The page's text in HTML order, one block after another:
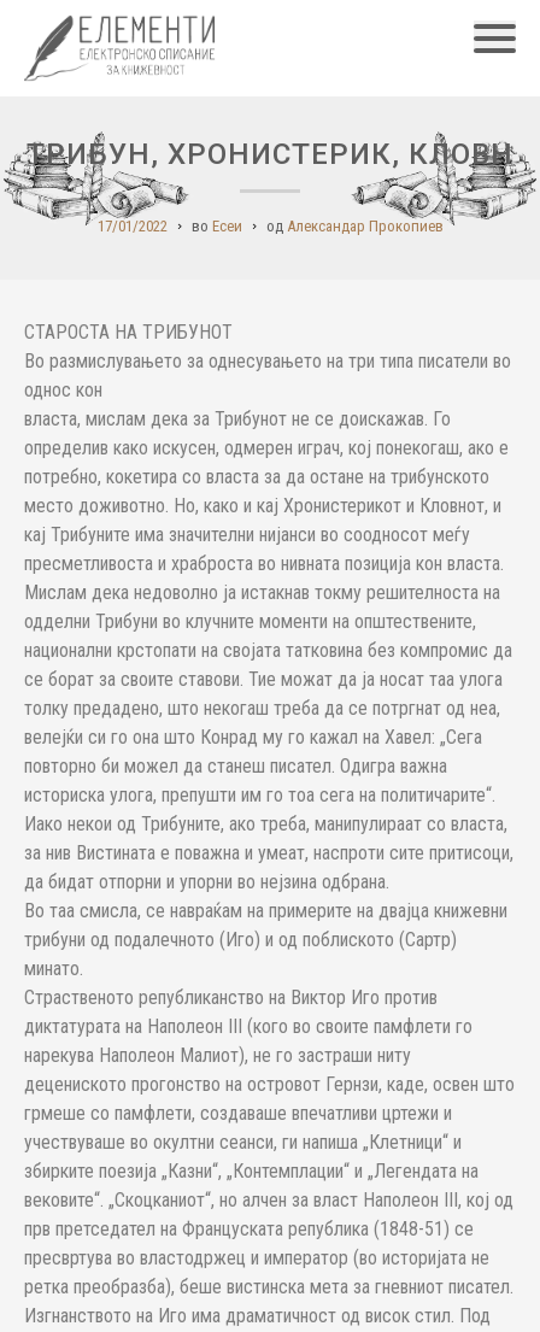
ТРИБУН, ХРОНИСТЕРИК, КЛОВН
17/01/2022 во Есеи од Александар Прокопиев
СТАРОСТА НА ТРИБУНОТ
Во размислувањето за однесувањето на три типа писатели во
однос кон
власта, мислам дека за Трибунот не се доискажав. Го
определив како искусен, одмерен играч, кој понекогаш, ако е
потребно, кокетира со власта за да остане на трибунското
место доживотно. Но, како и кај Хронистерикот и Кловнот, и
кај Трибуните има значителни нијанси во соодносот меѓу
пресметливоста и храброста во нивната позиција кон власта.
Мислам дека недоволно ја истакнав токму решителноста на
одделни Трибуни во клучните моменти на општествените,
национални крстопати на својата татковина без компромис да
се борат за своите ставови. Тие можат да ја носат таа улога
толку предадено, што некогаш треба да се потргнат од неа,
велејќи си го она што Конрад му го кажал на Хавел: „Сега
повторно би можел да станеш писател. Одигра важна
историска улога, препушти им го тоа сега на политичарите“.
Иако некои од Трибуните, ако треба, манипулираат со власта,
за нив Вистината е поважна и умеат, наспроти сите притисоци,
да бидат отпорни и упорни во нејзина одбрана.
Во таа смисла, се навраќам на примерите на двајца книжевни
трибуни од подалечното (Иго) и од поблиското (Сартр)
минато.
Страственото републиканство на Виктор Иго против
диктатурата на Наполеон III (кого во своите памфлети го
нарекува Наполеон Малиот), не го застраши ниту
децениското прогонство на островот Гернзи, каде, освен што
грмеше со памфлети, создаваше впечатливи цртежи и
учествуваше во окултни сеанси, ги напиша „Клетници“ и
збирките поезија „Казни“, „Контемплации“ и „Легендата на
вековите“. „Скоцканиот“, но алчен за власт Наполеон III, кој од
прв претседател на Француската република (1848-51) се
пресвртува во властодржец и император (во историјата не
ретка преобразба), беше вистинска мета за гневниот писател.
Изгнанството на Иго има драматичност од висок стил. Под